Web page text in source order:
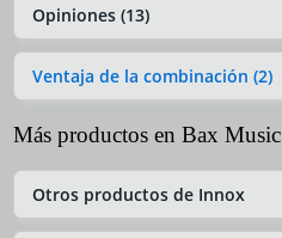
Opiniones (13)
Ventaja de la combinación (2)
Más productos en Bax Music
Otros productos de Innox